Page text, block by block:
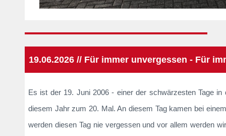
19.06.2026 // Für immer unvergessen - Für
Es ist der 19. Juni 2006 - einer der schwärzesten Tage
diesem Jahr zum 20. Mal. An diesem Tag kamen bei
werden diesen Tag nie vergessen und vor allem werden